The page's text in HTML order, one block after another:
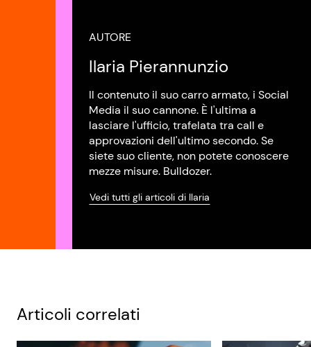
AUTORE
Ilaria Pierannunzio
Il contenuto il suo carro armato, i Social
Media il suo cannone. È l'ultima a
lasciare l'ufficio, trafelata tra call e
approvazioni dell'ultimo secondo. Se
siete suo cliente, non potete conoscere
mezze misure. Bulldozer.
Vedi tutti gli articoli di Ilaria
Articoli correlati